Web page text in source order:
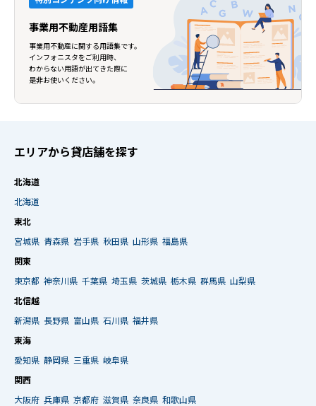
事業用不動産用語集
事業用不動産に関する用語集です。
インフォニスタをご利用時、
わからない用語が出てきた際に
是非お使いください。
エリアから貸店舗を探す
北海道
北海道
東北
宮城県 青森県 岩手県 秋田県 山形県 福島県
関東
東京都 神奈川県 千葉県 埼玉県 茨城県 栃木県 群馬県 山梨県
北信越
新潟県 長野県 富山県 石川県 福井県
東海
愛知県 静岡県 三重県 岐阜県
関西
大阪府 兵庫県 京都府 滋賀県 奈良県 和歌山県